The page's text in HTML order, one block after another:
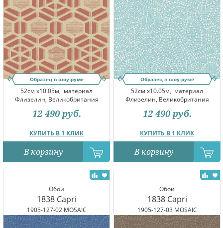
Образец в шоу-руме
52см x10.05м, материал
Флизелин, Великобритания
КУПИТЬ В 1 КЛИК
12 490 руб.
В корзину
Образец в шоу-руме
52см x10.05м, материал
Флизелин, Великобритания
КУПИТЬ В 1 КЛИК
12 490 руб.
В корзину
Обои
1838 Capri
1905-127-02 MOSAIC
Обои
1838 Capri
1905-127-03 MOSAIC